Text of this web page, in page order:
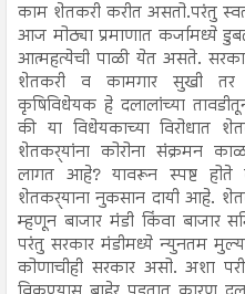
काम शेतकरी करीत असतो.परंतु
आज मोठ्या प्रमाणात कर्जामध्ये
आत्महत्येची पाळी येत असते.
शेतकरी व कामगार सुखी तर
कृषिविधेयक हे दलालांच्या
की या विधेयकाच्या विरोधात
शेतकर्‍यांना कोरोना संक्रमन
लागत आहे? यावरून स्पष्ट
शेतकर्‍याना नुकसान दायी आहे.
म्हणून बाजार मंडी किंवा बाजार
परंतु सरकार मंडीमध्ये न्युनतम
कोणाचीही सरकार असो. अशा